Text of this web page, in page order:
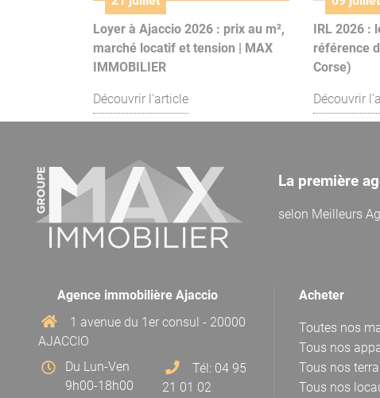
Loyer à Ajaccio 2026 : prix au m²,
marché locatif et tension | MAX
IMMOBILIER
Découvrir l'article
IRL 2026 :
référence
Corse)
Découvrir
La première
selon Meilleurs
Agence immobilière Ajaccio
1 avenue du 1er consul - 20000
AJACCIO
Du Lun-Ven
9h00-18h00
Tél: 04 95
21 01 02
Acheter
Toutes nos
Tous nos
Tous nos
Tous nos